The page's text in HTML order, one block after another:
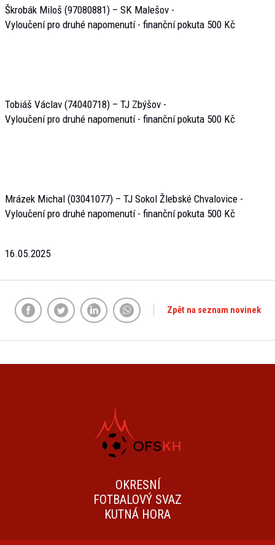
Škrobák Miloš (97080881) – SK Malešov -
Vyloučení pro druhé napomenutí - finanční pokuta 500 Kč
Tobiáš Václav (74040718) – TJ Zbýšov -
Vyloučení pro druhé napomenutí - finanční pokuta 500 Kč
Mrázek Michal (03041077) – TJ Sokol Žlebské Chvalovice -
Vyloučení pro druhé napomenutí - finanční pokuta 500 Kč
16.05.2025
Zpět na seznam novinek
OKRESNÍ
FOTBALOVÝ SVAZ
KUTNÁ HORA